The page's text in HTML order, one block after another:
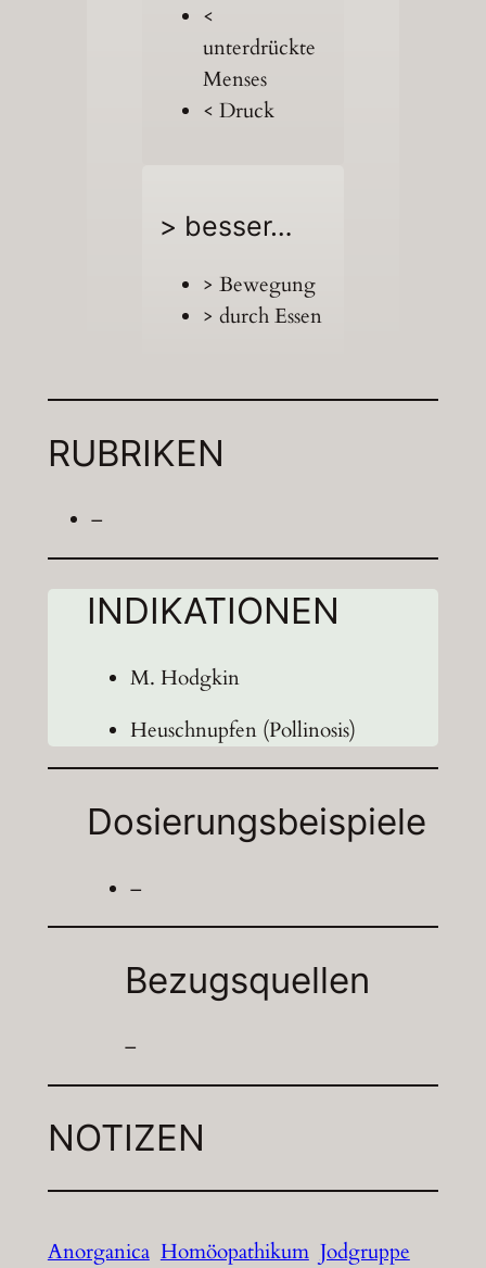
<
unterdrückte
Menses
< Druck
> besser…
> Bewegung
> durch Essen
RUBRIKEN
–
INDIKATIONEN
M. Hodgkin
Heuschnupfen (Pollinosis)
Dosierungsbeispiele
–
Bezugsquellen
–
NOTIZEN
Anorganica Homöopathikum Jodgruppe